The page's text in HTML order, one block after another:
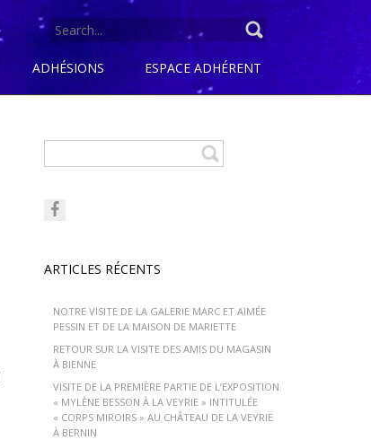
SEARCH
ADHÉSIONS ESPACE ADHÉRENT
ARTICLES RÉCENTS
NOTRE VISITE DE LA GALERIE MARC ET AIMÉE
PESSIN ET DE LA MAISON DE MARIETTE
RETOUR SUR LA VISITE DES AMIS DU MAGASIN
À BIENNE
VISITE DE LA PREMIÈRE PARTIE DE L’EXPOSITION
« MYLÈNE BESSON À LA VEYRIE » INTITULÉE
« CORPS MIROIRS » AU CHÂTEAU DE LA VEYRIE
À BERNIN